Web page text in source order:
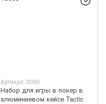
Артикул: 3090
Набор для игры в покер в
алюминиевом кейсе Tactic